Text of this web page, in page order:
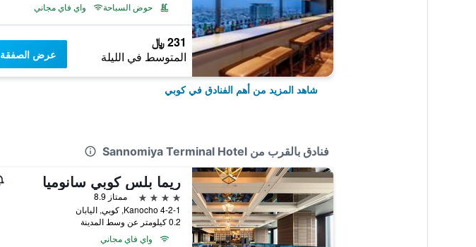
حوض السباحة
واي فاي مجاني
231 ﷼
المتوسط في الليلة عرض الصفقة
شاهد المزيد من أهم الفنادق في كوبي
فنادق بالقرب من Sannomiya Terminal Hotel
ريما بلس كوبي سانوميا
4 نجوم
ممتاز 8.9
4-2-1 Kanocho, كوبي, اليابان
0.2 كيلومتر عن وسط المدينة
واي فاي مجاني